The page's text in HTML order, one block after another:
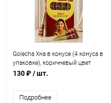
Golecha Хна в конусе (4 конуса в
упаковке), коричневый цвет
130 ₽/ шт.
Подробнее